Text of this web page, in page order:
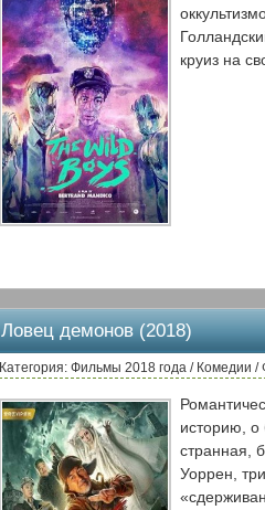
круиз на
Ловец демонов (2018)
Категория: Фильмы 2018 года / Комедии /
историю, о
странная,
Уоррен,